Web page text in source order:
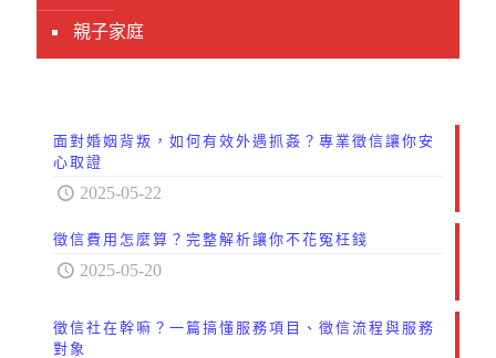
親子家庭
面對婚姻背叛，如何有效外遇抓姦？專業徵信讓你安
心取證
2025-05-22
徵信費用怎麼算？完整解析讓你不花冤枉錢
2025-05-20
徵信社在幹嘛？一篇搞懂服務項目、徵信流程與服務
對象